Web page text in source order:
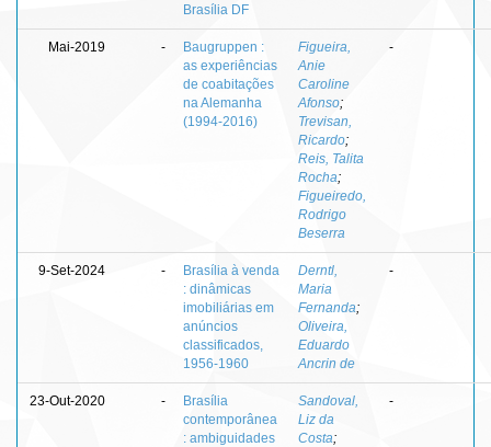
Brasília DF
Mai-2019 -
Baugruppen :
as experiências
de coabitações
na Alemanha
(1994-2016)
Figueira,
Anie
Caroline
Afonso;
Trevisan,
Ricardo;
Reis, Talita
Rocha;
Figueiredo,
Rodrigo
Beserra
-
9-Set-2024 -
Brasília à venda
: dinâmicas
imobiliárias em
anúncios
classificados,
1956-1960
Derntl,
Maria
Fernanda;
Oliveira,
Eduardo
Ancrin de
-
23-Out-2020 -
Brasília
contemporânea
: ambiguidades
Sandoval,
Liz da
Costa;
-